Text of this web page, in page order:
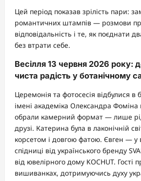
Цей період показав зрілість пари:
романтичних штампів — розмови
відповідальність і те, як поєднати
без втрати себе.
Весілля 13 червня 2026 року:
чиста радість у ботанічному
Церемонія та фотосесія відбулися в
імені академіка Олександра
обрали камерний формат — лише
друзі. Катерина була в лаконічній
корсетом і довгою фатою. Євген — у
спідниці від українського бренду
від ювелірного дому KOCHUT. Гості
вишиванках, дотримуючись духу